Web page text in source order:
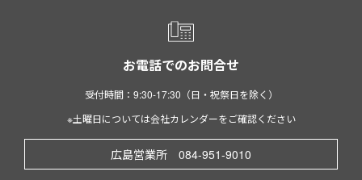
お電話でのお問合せ
受付時間：9:30-17:30（日・祝祭日を除く）
※土曜日については会社カレンダーをご確認ください
広島営業所 084-951-9010